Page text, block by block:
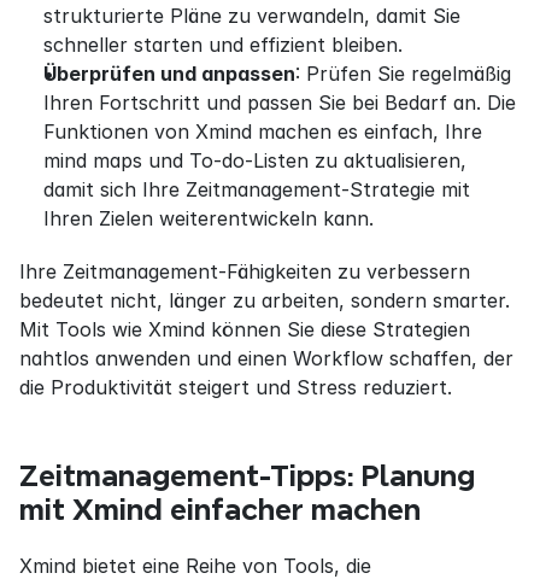
strukturierte Pläne zu verwandeln, damit Sie
schneller starten und effizient bleiben.
Überprüfen und anpassen: Prüfen Sie regelmäßig
Ihren Fortschritt und passen Sie bei Bedarf an. Die
Funktionen von Xmind machen es einfach, Ihre
mind maps und To-do-Listen zu aktualisieren,
damit sich Ihre Zeitmanagement-Strategie mit
Ihren Zielen weiterentwickeln kann.
Ihre Zeitmanagement-Fähigkeiten zu verbessern
bedeutet nicht, länger zu arbeiten, sondern smarter.
Mit Tools wie Xmind können Sie diese Strategien
nahtlos anwenden und einen Workflow schaffen, der
die Produktivität steigert und Stress reduziert.
Zeitmanagement-Tipps: Planung
mit Xmind einfacher machen
Xmind bietet eine Reihe von Tools, die